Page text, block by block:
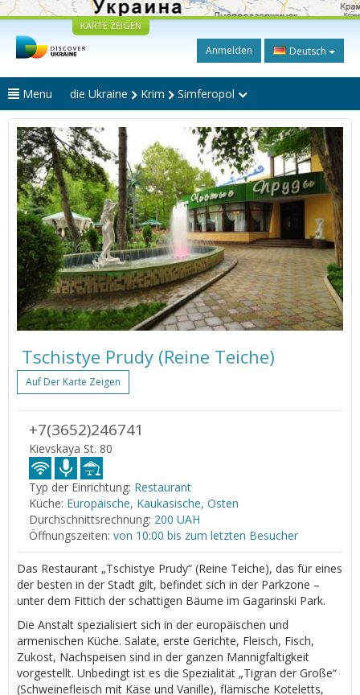
KARTE ZEIGEN
Anmelden Deutsch
Menu die Ukraine Krim Simferopol
Tschistye Prudy (Reine Teiche)
Auf Der Karte Zeigen
+7(3652)246741
Kievskaya St. 80
Typ der Einrichtung: Restaurant
Küche: Europäische, Kaukasische, Osten
Durchschnittsrechnung: 200 UAH
Öffnungszeiten: von 10:00 bis zum letzten Besucher
Das Restaurant „Tschistye Prudy“ (Reine Teiche), das für eines
der besten in der Stadt gilt, befindet sich in der Parkzone –
unter dem Fittich der schattigen Bäume im Gagarinski Park.
Die Anstalt spezialisiert sich in der europäischen und
armenischen Küche. Salate, erste Gerichte, Fleisch, Fisch,
Zukost, Nachspeisen sind in der ganzen Mannigfaltigkeit
vorgestellt. Unbedingt ist es die Spezialität „Tigran der Große“
(Schweinefleisch mit Käse und Vanille), flämische Koteletts,